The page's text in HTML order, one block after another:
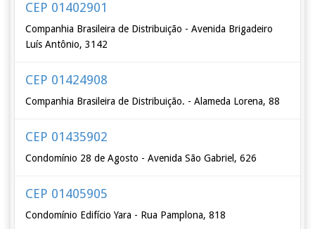
CEP 01402901
Companhia Brasileira de Distribuição - Avenida Brigadeiro
Luís Antônio, 3142
CEP 01424908
Companhia Brasileira de Distribuição. - Alameda Lorena, 88
CEP 01435902
Condomínio 28 de Agosto - Avenida São Gabriel, 626
CEP 01405905
Condomínio Edifício Yara - Rua Pamplona, 818